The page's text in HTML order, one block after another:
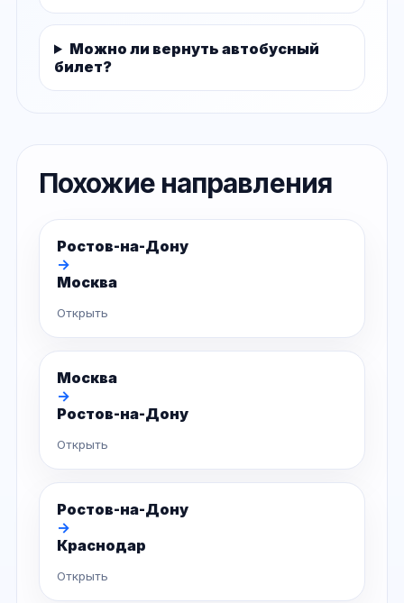
Можно ли вернуть автобусный
билет?
Похожие направления
Ростов-на-Дону
→
Москва
Открыть
Москва
→
Ростов-на-Дону
Открыть
Ростов-на-Дону
→
Краснодар
Открыть